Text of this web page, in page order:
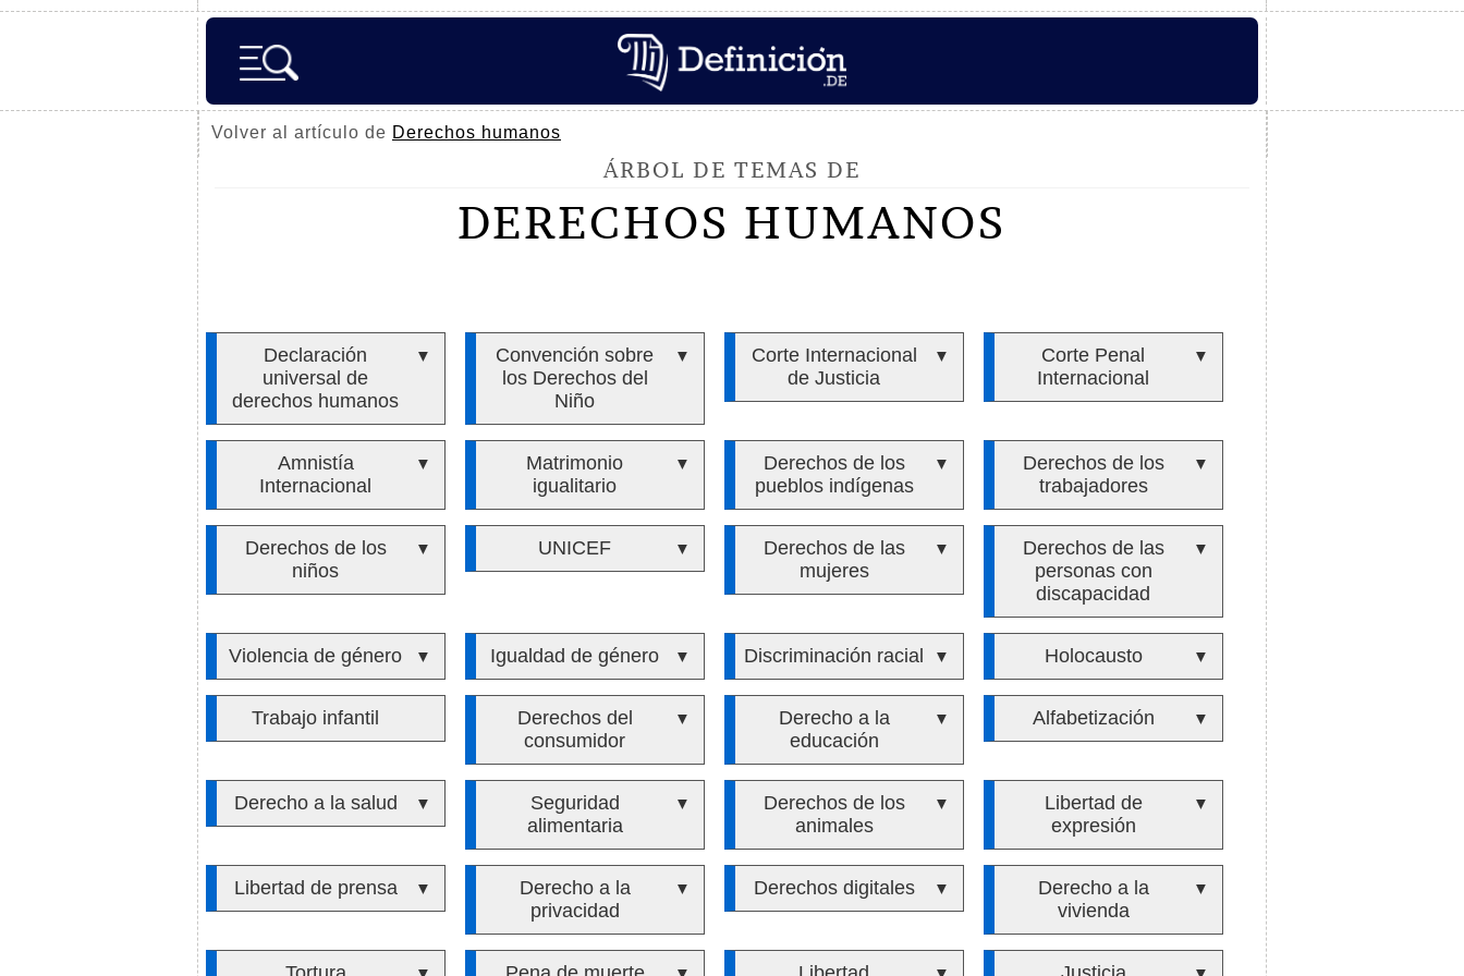
Volver al artículo de Derechos humanos
ÁRBOL DE TEMAS DE
DERECHOS HUMANOS
Declaración
universal de
derechos humanos
▼
Convención sobre
los Derechos del
Niño
▼
Corte Internacional
de Justicia
▼
Corte Penal
Internacional
▼
Amnistía
Internacional
▼
Matrimonio
igualitario
▼
Derechos de los
pueblos indígenas
▼
Derechos de los
trabajadores
▼
Derechos de los
niños
▼ UNICEF ▼
Derechos de las
mujeres
▼
Derechos de las
personas con
discapacidad
▼
Violencia de género ▼ Igualdad de género ▼ Discriminación racial ▼ Holocausto ▼
Trabajo infantil
Derechos del
consumidor
▼
Derecho a la
educación
▼ Alfabetización ▼
Derecho a la salud ▼
Seguridad
alimentaria
▼
Derechos de los
animales
▼
Libertad de
expresión
▼
Libertad de prensa ▼
Derecho a la
privacidad
▼ Derechos digitales ▼
Derecho a la
vivienda
▼